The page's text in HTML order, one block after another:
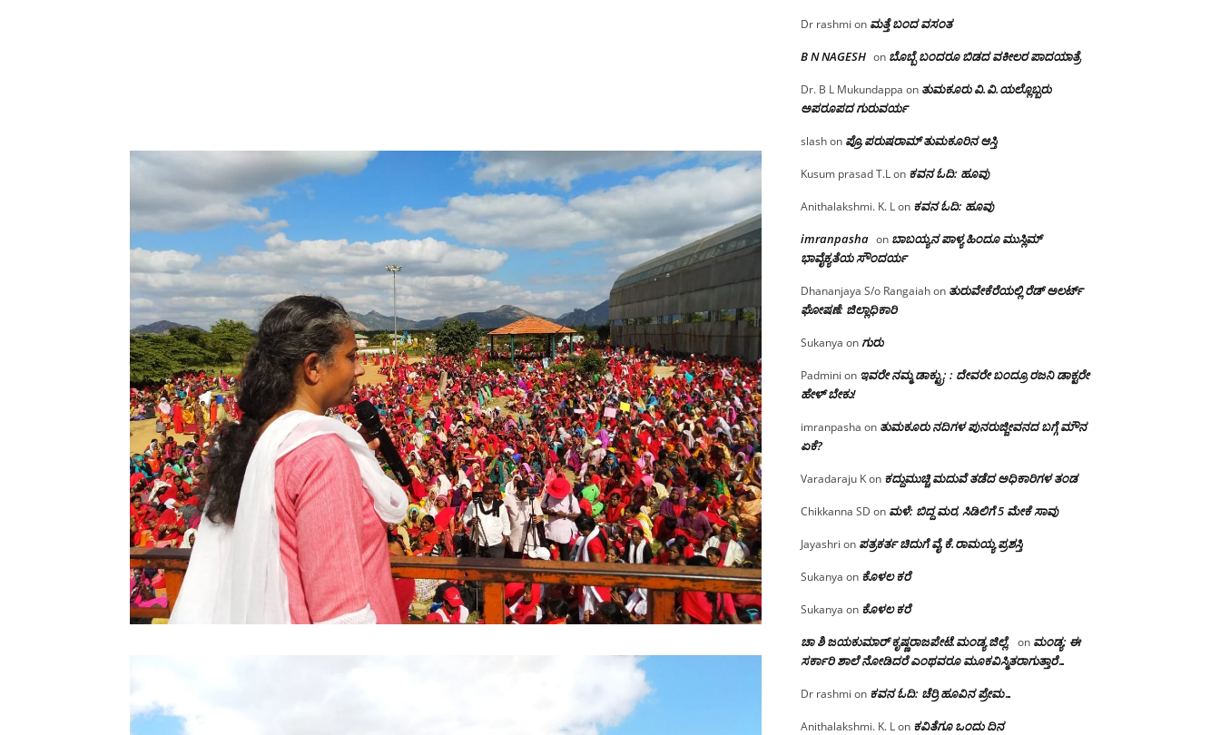
Dr rashmi on ಮತ್ತೆ ಬಂದ ವಸಂತ
B N NAGESH on ಬೊಬ್ಬೆ ಬಂದರೂ ಬಿಡದ ವಕೀಲರ ಪಾದಯಾತ್ರೆ
Dr. B L Mukundappa on ತುಮಕೂರು‌ ವಿ.ವಿ.ಯಲ್ಲೊಬ್ಬರು
ಅಪರೂಪದ ಗುರುವರ್ಯ
slashon ಪ್ರೊ.ಪರುಷರಾಮ್ ತುಮಕೂರಿನ ಆಸ್ತಿ
Kusum prasad T.Lon ಕವನ ಓದಿ: ಹೂವು
Anithalakshmi. K. Lon ಕವನ ಓದಿ: ಹೂವು
imranpasha on ಬಾಬಯ್ಯನ ಪಾಳ್ಯ ಹಿಂದೂ ಮುಸ್ಲಿಮ್
ಭಾವೈಕ್ಯತೆಯ ಸೌಂದರ್ಯ
Dhananjaya S/o Rangaiahon ತುರುವೇಕೆರೆಯಲ್ಲಿ ರೆಡ್ ಅಲರ್ಟ್
ಘೋಷಣೆ: ಜಿಲ್ಲಾಧಿಕಾರಿ
Sukanya onಗುರು
Padmini on ಇವರೇ ನಮ್ಮ ಡಾಕ್ಟ್ರು; : ದೇವರೇ ಬಂದ್ರೂ ರಜನಿ ಡಾಕ್ಟರೇ
ಹೇಳ್ ಬೇಕು!
imranpasha on ತುಮಕೂರು ನದಿಗಳ ಪುನರುಜ್ಜೀವನದ ಬಗ್ಗೆ ಮೌನ
ಏಕೆ?
Varadaraju Kon ಕದ್ದುಮುಚ್ಚಿ ಮದುವೆ ತಡೆದ ಅಧಿಕಾರಿಗಳ ತಂಡ
Chikkanna SD on ಮಳೆ: ಬಿದ್ದ ಮರ, ಸಿಡಿಲಿಗೆ 5 ಮೇಕೆ ಸಾವು
Jayashri on ಪತ್ರಕರ್ತ ಚಿದುಗೆ ವೈ.ಕೆ.ರಾಮಯ್ಯ ಪ್ರಶಸ್ತಿ
Sukanya on ಕೊಳಲ ಕರೆ
Sukanya on ಕೊಳಲ ಕರೆ
ಚಾ ಶಿ ಜಯಕುಮಾರ್ ಕೃಷ್ಣರಾಜಪೇಟೆ.ಮಂಡ್ಯ ಜಿಲ್ಲೆ. on ಮಂಡ್ಯ: ಈ
ಸರ್ಕಾರಿ ಶಾಲೆ ನೋಡಿದರೆ ಎಂಥವರೂ ಮೂಕವಿಸ್ಮಿತರಾಗುತ್ತಾರೆ…
Dr rashmi on ಕವನ ಓದಿ: ಚೆರ್ರಿ ಹೂವಿನ ಪ್ರೇಮ…
Anithalakshmi. K. Lon ಕವಿತೆಗೂ ಒಂದು ದಿನ